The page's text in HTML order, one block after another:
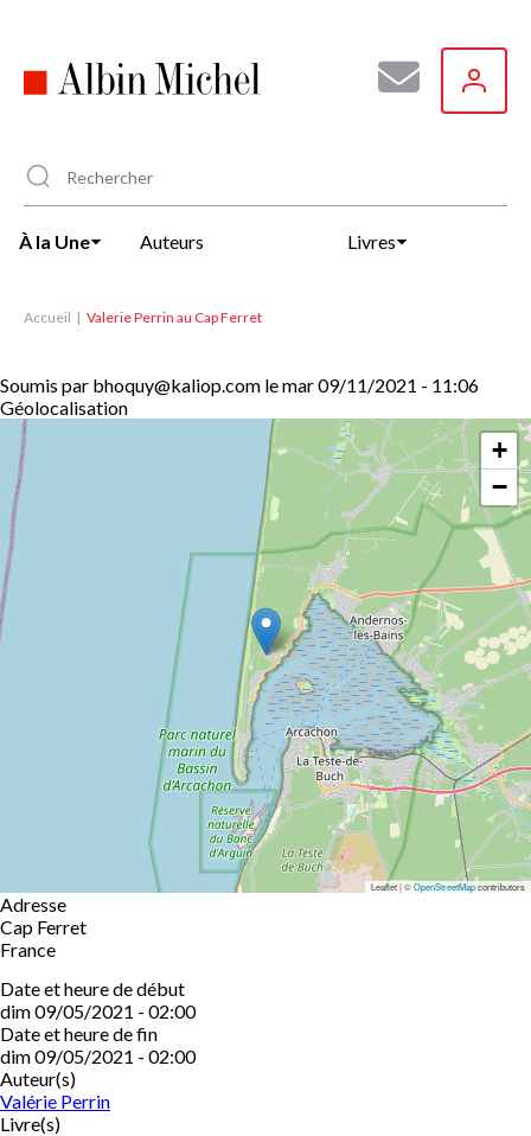
principal
À la Une Auteurs Livres
Accueil Valerie Perrin au Cap Ferret
Soumis par bhoquy@kaliop.com lemar 09/11/2021 - 11:06
Géolocalisation
+
−
Leaflet | ©OpenStreetMapcontributors
Adresse
Cap Ferret
France
Date et heure de début
dim 09/05/2021 - 02:00
Date et heure de fin
dim 09/05/2021 - 02:00
Auteur(s)
Valérie Perrin
Livre(s)